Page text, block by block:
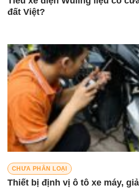
đất Việt?
CHƯA PHÂN LOẠI
Thiết bị định vị ô tô xe máy,